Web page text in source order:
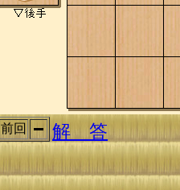
前回 解 答